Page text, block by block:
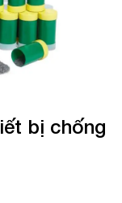
bị chống